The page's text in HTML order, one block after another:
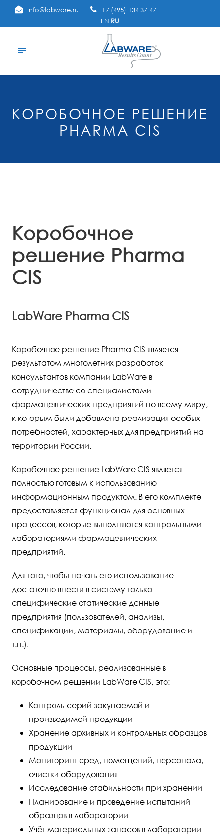
info@labware.ru
+7 (495) 134 37 47
EN RU
КОРОБОЧНОЕ РЕШЕНИЕ
PHARMA CIS
Коробочное
решение Pharma
CIS
LabWare Pharma CIS
Коробочное решение Pharma CIS является
результатом многолетних разработок
консультантов компании LabWare в
сотрудничестве со специалистами
фармацевтических предприятий по всему миру,
к которым были добавлена реализация особых
потребностей, характерных для предприятий на
территории России.
Коробочное решение LabWare CIS является
полностью готовым к использованию
информационным продуктом. В его комплекте
предоставляется функционал для основных
процессов, которые выполняются контрольными
лабораториями фармацевтических
предприятий.
Для того, чтобы начать его использование
достаточно внести в систему только
специфические статические данные
предприятия (пользователей, анализы,
спецификации, материалы, оборудование и
т.п.).
Основные процессы, реализованные в
коробочном решении LabWare CIS, это:
Контроль серий закупаемой и
производимой продукции
Хранение архивных и контрольных образцов
продукции
Мониторинг сред, помещений, персонала,
очистки оборудования
Исследование стабильности при хранении
Планирование и проведение испытаний
образцов в лаборатории
Учёт материальных запасов в лаборатории